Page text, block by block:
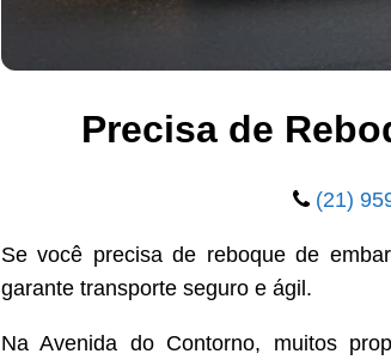
Precisa de
(21)
Se você precisa de reboque de
garante transporte seguro e ágil.
Na Avenida do Contorno, muitos